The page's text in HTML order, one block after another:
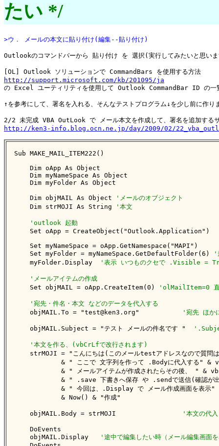
たい */
>ウ． メールの本文に貼り付け(編集--貼り付け)
Outlookのコマンドバーから 貼り付け を 選択(実行してみたいと思い
http://support.microsoft.com/kb/201095/ja
の Excel ユーティリティを使用して Outlook CommandBar ID の一
↑を参考にして、署名を入れる、そんなテストプログラム↓を少し前に作り
http://ken3-info.blog.ocn.ne.jp/day/2009/02/
Sub MAKE_MAIL_ITEM222()
    Dim oApp As Object
    Dim myNameSpace As Object
    Dim myFolder As Object
    Dim objMAIL As Object
'メールのオブジェクト
    Dim strMOJI As String
'本文
'outlook 起動
    Set oApp = CreateObject("Outlook.Application")
    Set myNameSpace = oApp.GetNamespace("MAPI")
    Set myFolder = myNameSpace.GetDefaultFolder(6)
'
    myFolder.Display
'表示 いつものクセで .Visible =
'メールアイテムの作成
    Set objMAIL = oApp.CreateItem(0)
'olMailItem=0 直
'宛先・件名・本文 などのデータを代入する
    objMAIL.To = "test@ken3.org"
'宛先 ほか
    objMAIL.Subject = "テスト メールの件名です "
'本文を作る、(vbCrLfで改行されます)
strMOJI = "こんにちは(このメールtestアドレスなので質
& " ここで 文字列を作って .Bodyに代入する" &
& " メールアイテムが作成されたらその後、 " &
& " .save 下書きへ保存 や .sendで送信(確認が
& " 今回は、.Display で メール作成画面を表示
            & Now() & "作成"
    objMAIL.Body = strMOJI
'本文の代入
    DoEvents
    objMAIL.Display
'途中で編集したい時（メール編集画面